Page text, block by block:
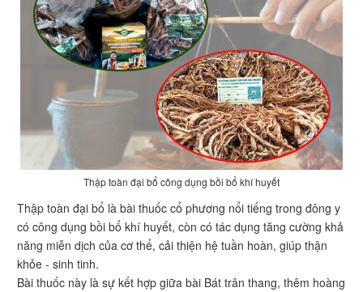
Thập toàn đại bổ công dụng bồi bổ khí huyết
Thập toàn đại bổ là bài thuốc cổ phương nổi tiếng trong đông y
có công dụng bồi bổ khí huyết, còn có tác dụng tăng cường khả
năng miễn dịch của cơ thể, cải thiện hệ tuần hoàn, giúp thận
khỏe - sinh tinh.
Bài thuốc này là sự kết hợp giữa bài Bát trân thang, thêm hoàng